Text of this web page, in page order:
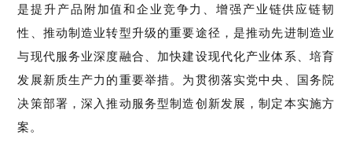
是提升产品附加值和企业竞争力、增强产业链供应链韧
性、推动制造业转型升级的重要途径，是推动先进制造业
与现代服务业深度融合、加快建设现代化产业体系、 培育
发展新质生产力的重要举措。 为贯彻落实党中央、国务院
决策部署，深入推动服务型制造创新发展，制定本实施方
案。